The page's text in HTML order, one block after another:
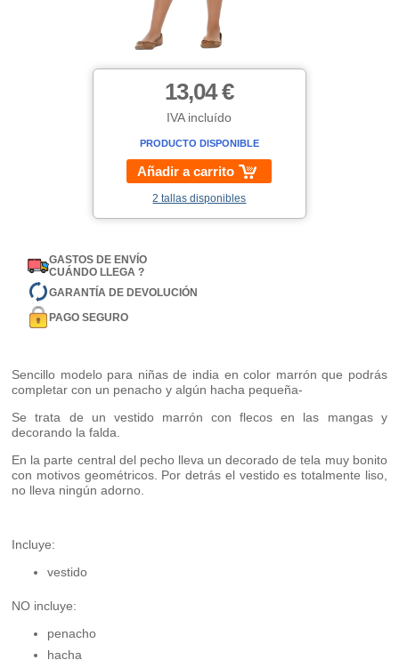
13,04 €
IVA incluído
PRODUCTO DISPONIBLE
Añadir a carrito
2 tallas disponibles
GASTOS DE ENVÍO
CUÁNDO LLEGA ?
GARANTÍA DE DEVOLUCIÓN
PAGO SEGURO
Sencillo modelo para niñas de india en color marrón que podrás
completar con un penacho y algún hacha pequeña-
Se trata de un vestido marrón con flecos en las mangas y
decorando la falda.
En la parte central del pecho lleva un decorado de tela muy bonito
con motivos geométricos. Por detrás el vestido es totalmente liso,
no lleva ningún adorno.
Incluye:
vestido
NO incluye:
penacho
hacha